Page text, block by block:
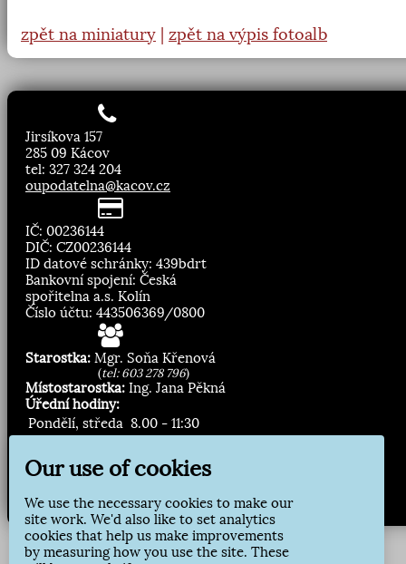
zpět na miniatury zpět na výpis fotoalb
Jirsíkova 157
285 09 Kácov
tel: 327 324 204
oupodatelna@kacov.cz
IČ: 00236144
DIČ: CZ00236144
ID datové schránky: 439bdrt
Bankovní spojení: Česká
spořitelna a.s. Kolín
Číslo účtu: 443506369/0800
Starostka: Mgr. Soňa Křenová
(tel: 603 278 796)
Místostarostka: Ing. Jana Pěkná
Úřední hodiny:
Pondělí, středa 8.00 - 11:30
Přihlásit odběr
Our use of cookies
We use the necessary cookies to make our
site work. We'd also like to set analytics
cookies that help us make improvements
by measuring how you use the site. These